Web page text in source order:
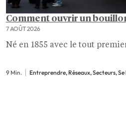
Comment ouvrir un
7 AOÛT 2026
Né en 1855 avec le tout
9 Min. Entreprendre, Réseaux, Secteurs,